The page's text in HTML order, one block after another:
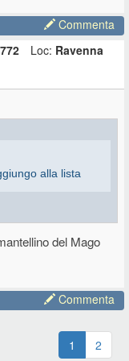
Commenta
Loc: Ravenna
alla lista
del Mago
Commenta
1 2